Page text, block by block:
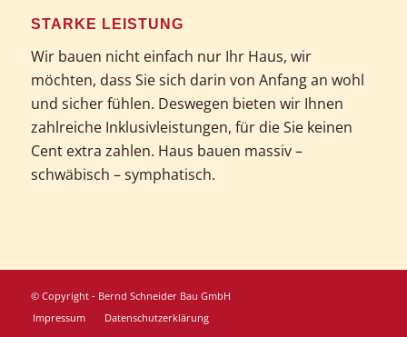
STARKE LEISTUNG
Wir bauen nicht einfach nur Ihr Haus, wir
möchten, dass Sie sich darin von Anfang an wohl
und sicher fühlen. Deswegen bieten wir Ihnen
zahlreiche Inklusivleistungen, für die Sie keinen
Cent extra zahlen. Haus bauen massiv –
schwäbisch – symphatisch.
© Copyright - Bernd Schneider Bau GmbH
Impressum
Datenschutzerklärung